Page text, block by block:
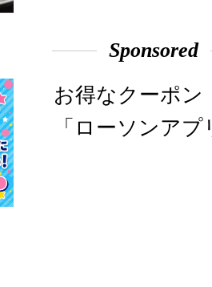
Sponsored
お得なクーポン
「ローソンア